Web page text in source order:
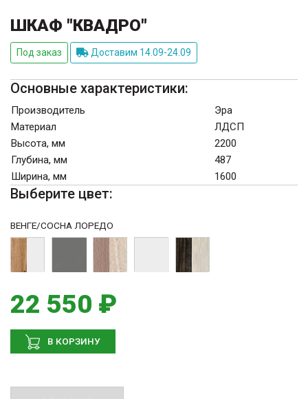
ШКАФ "КВАДРО"
Под заказ Доставим 14.09-24.09
Основные характеристики:
Производитель
Эра
Материал
ЛДСП
Высота, мм
2200
Глубина, мм
487
Ширина, мм
1600
Выберите цвет:
ВЕНГЕ/СОСНА ЛОРЕДО
22 550 ₽
В КОРЗИНУ